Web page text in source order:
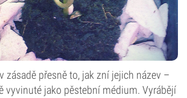
zásadě přesně to, jak zní jejich název –
vyvinuté jako pěstební médium. Vyrábějí